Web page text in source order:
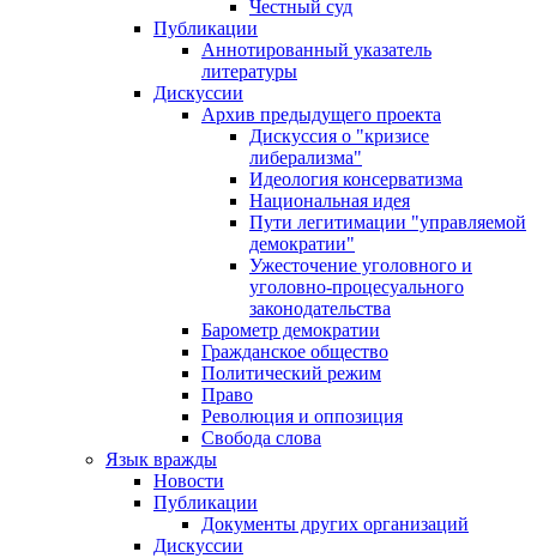
Честный суд
Публикации
Аннотированный указатель
литературы
Дискуссии
Архив предыдущего проекта
Дискуссия о "кризисе
либерализма"
Идеология консерватизма
Национальная идея
Пути легитимации "управляемой
демократии"
Ужесточение уголовного и
уголовно-процесуального
законодательства
Барометр демократии
Гражданское общество
Политический режим
Право
Революция и оппозиция
Свобода слова
Язык вражды
Новости
Публикации
Документы других организаций
Дискуссии